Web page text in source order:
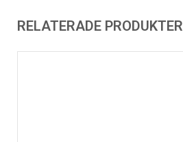
RELATERADE PRODUKTER